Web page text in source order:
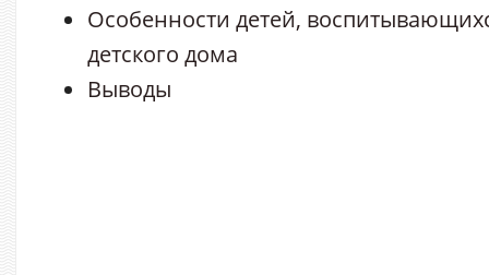
Особенности детей,
детского дома
Выводы